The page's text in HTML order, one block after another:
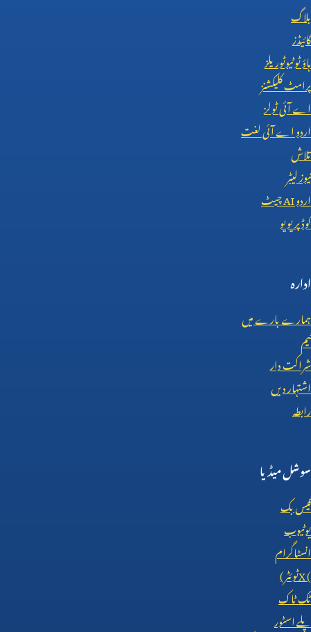
بلاگ
گائیڈز
ہاؤ ٹو ٹیوٹوریلز
پرامٹ کلیکشنز
اے آئی ٹولز
اردو اے آئی لغت
تلاش
نیوز لیٹر
اردوAIچیٹ
کوڈ پریویو
ادارہ
ہمارے بارے میں
ٹیم
شراکت دار
اشتہار دیں
رابطہ
سوشل میڈیا
فیس بک
یوٹیوب
انسٹاگرام
X (ٹوئٹر)
ٹک ٹاک
پلے اسٹور